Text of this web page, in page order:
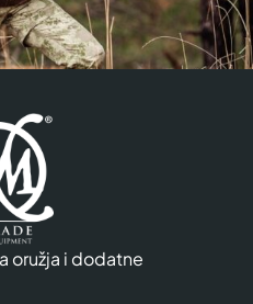
oružja i dodatne